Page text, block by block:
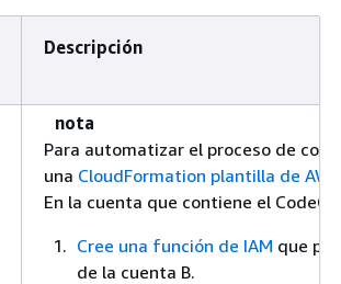
Descripción
nota
Para automatizar el proceso de
una CloudFormation plantilla de AWS
En la cuenta que contiene el
Cree una función de IAM que
de la cuenta B.